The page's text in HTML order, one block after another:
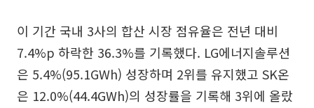
이 기간 국내 3사의 합산 시장 점유율은 전년 대비
7.4%p 하락한 36.3%를 기록했다. LG에너지솔루션
은 5.4%(95.1GWh) 성장하며 2위를 유지했고 SK온
은 12.0%(44.4GWh)의 성장률을 기록해 3위에 올랐